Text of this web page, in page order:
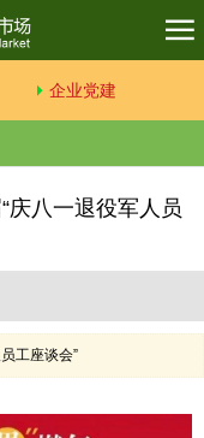
企业党建
庆八一退役军人员
工座谈会”